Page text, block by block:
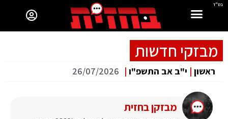
בס"ד
מבזקי חדשות
ראשון | י"ב אב התשפ"ו |
26/07/2026
מבזקן בחזית